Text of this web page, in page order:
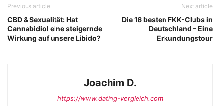
Previous article
CBD & Sexualität: Hat
Cannabidiol eine steigernde
Wirkung auf unsere Libido?
Next article
Die 16 besten FKK-Clubs in
Deutschland – Eine
Erkundungstour
Joachim D.
https://www.dating-vergleich.com